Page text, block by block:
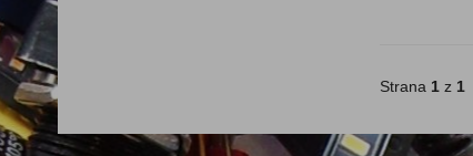
Strana 1 z 1